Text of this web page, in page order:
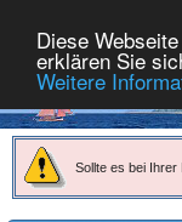
Diese
erklären Sie
Weitere
Sollte es bei Ihrer